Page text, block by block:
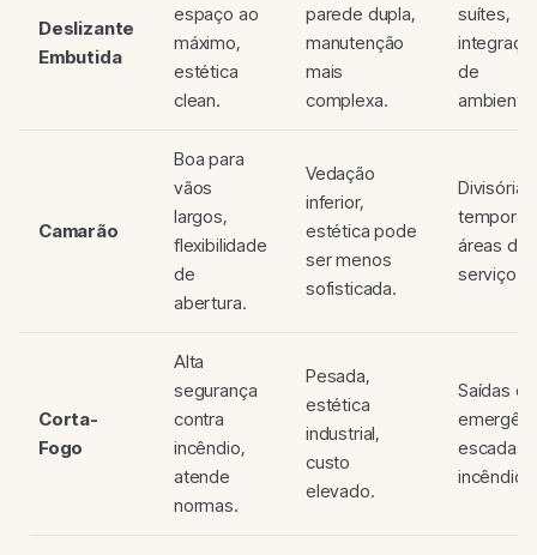
Deslizante
Embutida
espaço ao
máximo,
estética
clean.
parede dupla,
manutenção
mais
complexa.
suítes,
de
Camarão
Boa para
vãos
largos,
flexibilidade
de
abertura.
Vedação
inferior,
estética pode
ser menos
sofisticada.
Divisórias
áreas de
serviço.
Corta-
Fogo
Alta
segurança
contra
incêndio,
atende
normas.
Pesada,
estética
industrial,
custo
elevado.
Saídas de
escadas
incêndio.